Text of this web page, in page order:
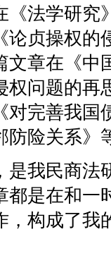
《法学研究
论贞操权的
文章在《中
权问题的再
对完善我国
防险关系》
我民商法
都是在和一
，构成了我